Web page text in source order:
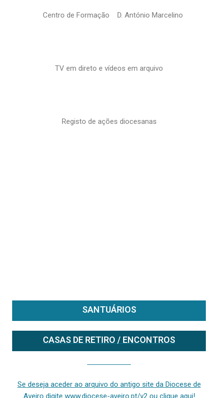
Centro de Formação D. António Marcelino
TV em direto e vídeos em arquivo
Registo de ações diocesanas
SANTUÁRIOS
CASAS DE RETIRO / ENCONTROS
Se deseja aceder ao arquivo do antigo site da Diocese de
Aveiro digite www.diocese-aveiro.pt/v2 ou clique aqui!